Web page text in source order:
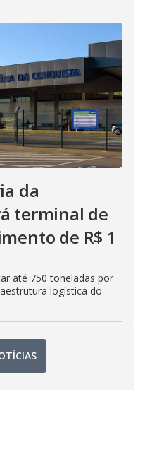
da
terminal de
de R$ 1
até 750 toneladas por
logística do